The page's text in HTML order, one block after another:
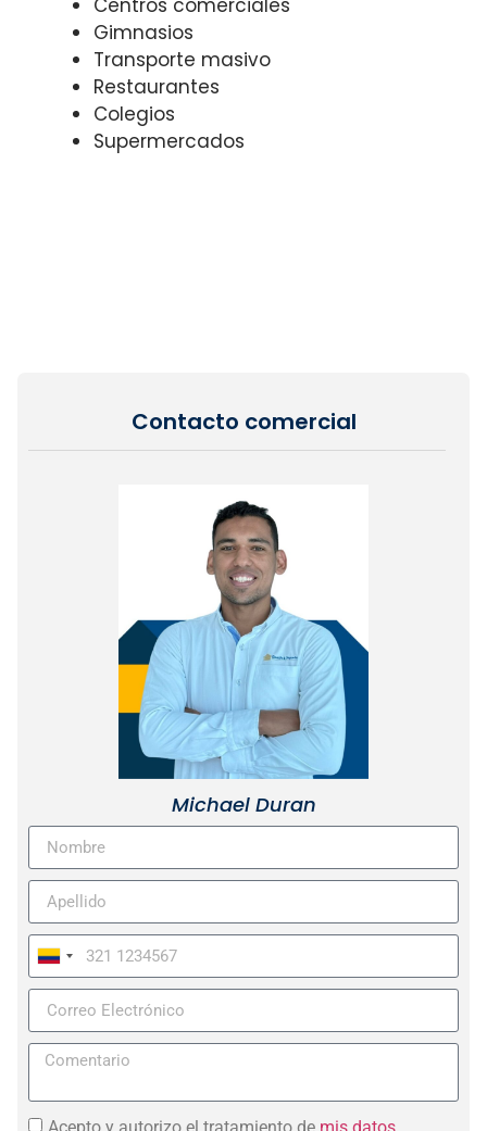
Centros comerciales
Gimnasios
Transporte masivo
Restaurantes
Colegios
Supermercados
Contacto comercial
Michael Duran
Colombia
+57